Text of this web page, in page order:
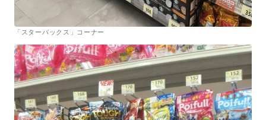
「スターバックス」コーナー